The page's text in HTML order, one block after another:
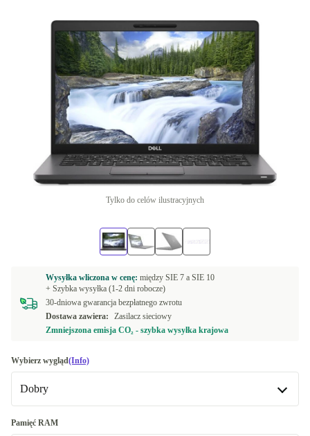
Tylko do celów ilustracyjnych
Wysyłka wliczona w cenę: między SIE 7 a SIE 10
+ Szybka wysyłka (1-2 dni robocze)
30-dniowa gwarancja bezpłatnego zwrotu
Dostawa zawiera:
Zasilacz sieciowy
Zmniejszona emisja CO₂ - szybka wysyłka krajowa
Wybierz wygląd(Info)
Dobry
Dobry
Pamięć RAM